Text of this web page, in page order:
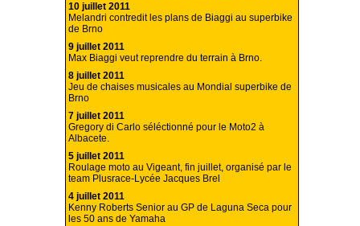
10 juillet 2011
Melandri contredit les plans de Biaggi au superbike
de Brno
9 juillet 2011
Max Biaggi veut reprendre du terrain à Brno.
8 juillet 2011
Jeu de chaises musicales au Mondial superbike de
Brno
7 juillet 2011
Gregory di Carlo séléctionné pour le Moto2 à
Albacete.
5 juillet 2011
Roulage moto au Vigeant, fin juillet, organisé par le
team Plusrace-Lycée Jacques Brel
4 juillet 2011
Kenny Roberts Senior au GP de Laguna Seca pour
les 50 ans de Yamaha